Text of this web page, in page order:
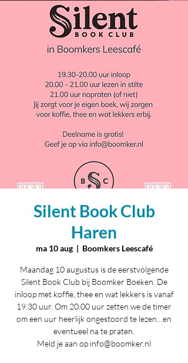
Silent Book Club
Haren
ma 10 aug
  |
Boomkers Leescafé
Maandag 10 augustus is de eerstvolgende
Silent Book Club bij Boomker Boeken. De
inloop met koffie, thee en wat lekkers is vanaf
19.30 uur. Om 20.00 uur zetten we de timer
om een uur heerlijk ongestoord te lezen…en
eventueel na te praten.
Meld je aan op info@boomker.nl